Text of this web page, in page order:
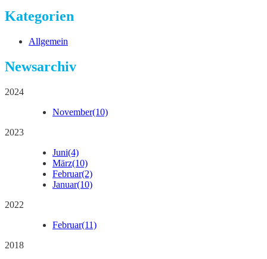
Kategorien
Allgemein
Newsarchiv
2024
November(10)
2023
Juni(4)
März(10)
Februar(2)
Januar(10)
2022
Februar(11)
2018